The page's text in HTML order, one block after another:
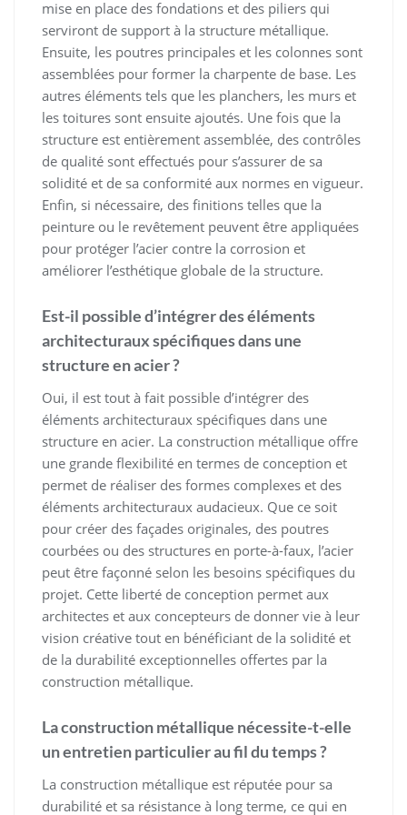
mise en place des fondations et des piliers qui
serviront de support à la structure métallique.
Ensuite, les poutres principales et les colonnes sont
assemblées pour former la charpente de base. Les
autres éléments tels que les planchers, les murs et
les toitures sont ensuite ajoutés. Une fois que la
structure est entièrement assemblée, des contrôles
de qualité sont effectués pour s’assurer de sa
solidité et de sa conformité aux normes en vigueur.
Enfin, si nécessaire, des finitions telles que la
peinture ou le revêtement peuvent être appliquées
pour protéger l’acier contre la corrosion et
améliorer l’esthétique globale de la structure.
Est-il possible d’intégrer des éléments
architecturaux spécifiques dans une
structure en acier ?
Oui, il est tout à fait possible d’intégrer des
éléments architecturaux spécifiques dans une
structure en acier. La construction métallique offre
une grande flexibilité en termes de conception et
permet de réaliser des formes complexes et des
éléments architecturaux audacieux. Que ce soit
pour créer des façades originales, des poutres
courbées ou des structures en porte-à-faux, l’acier
peut être façonné selon les besoins spécifiques du
projet. Cette liberté de conception permet aux
architectes et aux concepteurs de donner vie à leur
vision créative tout en bénéficiant de la solidité et
de la durabilité exceptionnelles offertes par la
construction métallique.
La construction métallique nécessite-t-elle
un entretien particulier au fil du temps ?
La construction métallique est réputée pour sa
durabilité et sa résistance à long terme, ce qui en